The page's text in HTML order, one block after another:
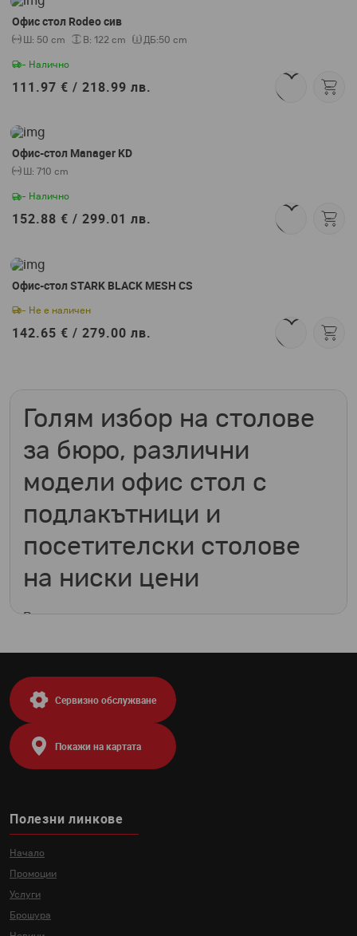
Офис стол Rodeo сив
Ш: 50 cm В: 122 cm ДБ:50 cm
- Налично
111.97 € / 218.99 лв.
Офис-стол Manager KD
Ш: 710 cm
- Налично
152.88 € / 299.01 лв.
Офис-стол STARK BLACK MESH CS
- Не е наличен
142.65 € / 279.00 лв.
Голям избор на столове
за бюро, различни
модели офис стол с
подлакътници и
посетителски столове
на ниски цени
В тази категория предлагаме различни модели
предложения за класически посетителски стол,
които предлагаме в цвят черно и синьо. Разбира
се при нас ще намерите и модерен офис стол със
седалка и облегалка с тапицирана дамаска тип
мрежа, които се предлагат в богата гама от
цветове и лесно можете да съчетаете с
интериора във Вашия офис. Повечето от
удобство, стабилност и правилна стойка при
плавно регулиране на височината, което
понякога е необходимост в зависимост от това
с различна визия, като имаме модели с основен
Полезни линкове
Начало
Промоции
Услуги
Брошура
Сервизно обслужване
Покажи на картата